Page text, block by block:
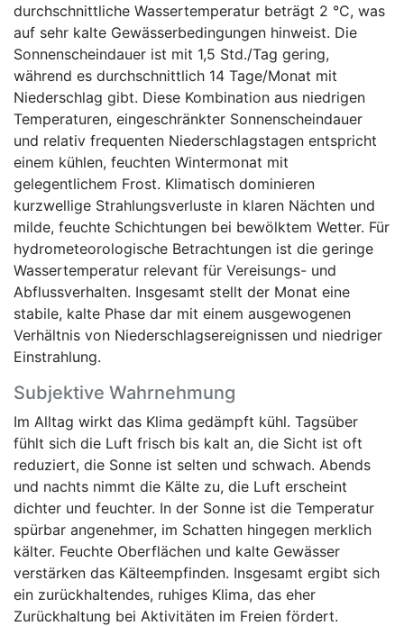
durchschnittliche Wassertemperatur beträgt 2 °C, was
auf sehr kalte Gewässerbedingungen hinweist. Die
Sonnenscheindauer ist mit 1,5 Std./Tag gering,
während es durchschnittlich 14 Tage/Monat mit
Niederschlag gibt. Diese Kombination aus niedrigen
Temperaturen, eingeschränkter Sonnenscheindauer
und relativ frequenten Niederschlagstagen entspricht
einem kühlen, feuchten Wintermonat mit
gelegentlichem Frost. Klimatisch dominieren
kurzwellige Strahlungsverluste in klaren Nächten und
milde, feuchte Schichtungen bei bewölktem Wetter. Für
hydrometeorologische Betrachtungen ist die geringe
Wassertemperatur relevant für Vereisungs- und
Abflussverhalten. Insgesamt stellt der Monat eine
stabile, kalte Phase dar mit einem ausgewogenen
Verhältnis von Niederschlagsereignissen und niedriger
Einstrahlung.
Subjektive Wahrnehmung
Im Alltag wirkt das Klima gedämpft kühl. Tagsüber
fühlt sich die Luft frisch bis kalt an, die Sicht ist oft
reduziert, die Sonne ist selten und schwach. Abends
und nachts nimmt die Kälte zu, die Luft erscheint
dichter und feuchter. In der Sonne ist die Temperatur
spürbar angenehmer, im Schatten hingegen merklich
kälter. Feuchte Oberflächen und kalte Gewässer
verstärken das Kälteempfinden. Insgesamt ergibt sich
ein zurückhaltendes, ruhiges Klima, das eher
Zurückhaltung bei Aktivitäten im Freien fördert.